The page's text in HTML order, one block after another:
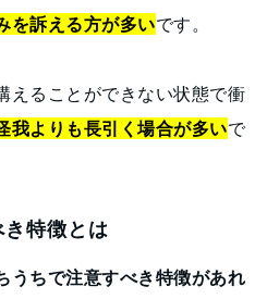
を訴える方が多いです。
えることができない状態で衝
我よりも長引く場合が多いで
特徴とは
ちで注意すべき特徴があれ